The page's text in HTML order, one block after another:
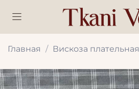
Главная Вискоза плательная